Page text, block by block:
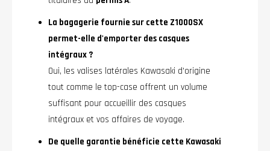
La bagagerie fournie sur cette Z1000SX
permet-elle d'emporter des casques
intégraux ?
Oui, les valises latérales Kawasaki d'origine
tout comme le top-case offrent un volume
suffisant pour accueillir des casques
intégraux et vos affaires de voyage.
De quelle garantie bénéficie cette Kawasaki